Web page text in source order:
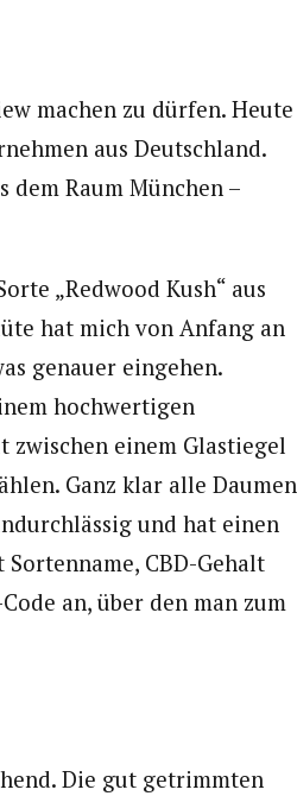
machen zu dürfen. Heute
aus Deutschland.
dem Raum München –
„Redwood Kush“ aus
hat mich von Anfang an
genauer eingehen.
hochwertigen
einem Glastiegel
Ganz klar alle Daumen
und hat einen
CBD-Gehalt
an, über den man zum
Die gut getrimmten